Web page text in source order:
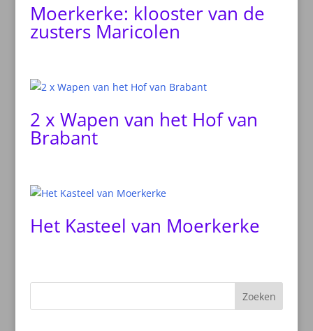
Moerkerke: klooster van de
zusters Maricolen
2 x Wapen van het Hof van
Brabant
Het Kasteel van Moerkerke
Zoeken